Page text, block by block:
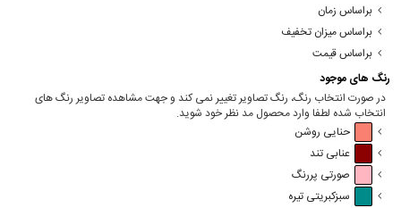
براساس زمان
براساس میزان تخفیف
براساس قیمت
رنگ های موجود
در صورت انتخاب رنگ، رنگ تصاویر تغییر نمی کند و جهت مشاهده تصاویر رنگ های
انتخاب شده لطفا وارد محصول مد نظر خود شوید.
حنایی روشن
عنابی تند
صورتی پررنگ
سبزکبریتی تیره